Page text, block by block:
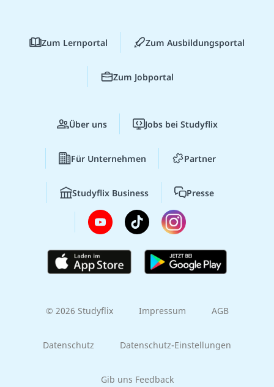
Zum Lernportal Zum Ausbildungsportal
Zum Jobportal
Über uns Jobs bei Studyflix
Für Unternehmen Partner
Studyflix Business Presse
© 2026 Studyflix Impressum AGB
Datenschutz Datenschutz-Einstellungen
Gib uns Feedback